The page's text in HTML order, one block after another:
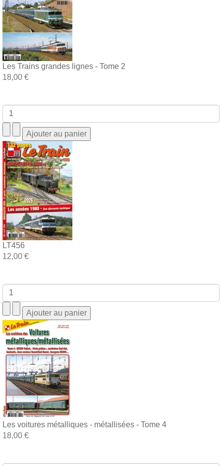
Les Trains grandes lignes - Tome 2
18,00 €
LT456
12,00 €
Les voitures métalliques - métallisées - Tome 4
18,00 €